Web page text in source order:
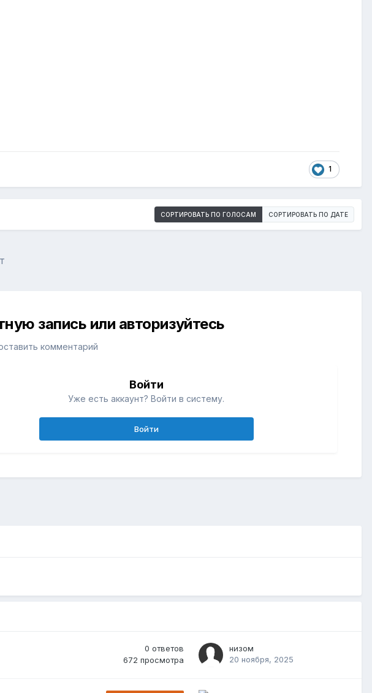
1
СОРТИРОВАТЬ ПО ГОЛОСАМ СОРТИРОВАТЬ ПО ДАТЕ
запись или авторизуйтесь
комментарий
Войти
Уже есть аккаунт? Войти в систему.
Войти
0 ответов
672 просмотра
низом
20 ноября, 2025